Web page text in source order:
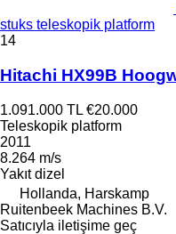
stuks teleskopik platform
14
Hitachi HX99B
1.091.000 TL €20.000
Teleskopik platform
2011
8.264 m/s
Yakıt dizel
Hollanda, Harskamp
Ruitenbeek Machines B.V.
Satıcıyla iletişime geç